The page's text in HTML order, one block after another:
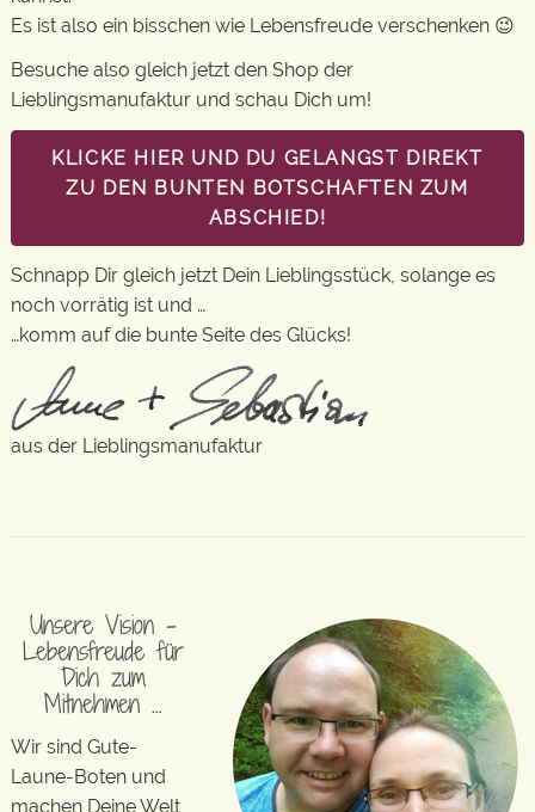
Es ist also ein bisschen wie Lebensfreude verschenken 😉
Besuche also gleich jetzt den Shop der
Lieblingsmanufaktur und schau Dich um!
KLICKE HIER UND DU GELANGST DIREKT
ZU DEN BUNTEN BOTSCHAFTEN ZUM
ABSCHIED!
Schnapp Dir gleich jetzt Dein Lieblingsstück, solange es
noch vorrätig ist und …
…komm auf die bunte Seite des Glücks!
aus der Lieblingsmanufaktur
Unsere Vision –
Lebensfreude für
Dich zum
Mitnehmen …
Wir sind Gute-
Laune-Boten und
machen Deine Welt